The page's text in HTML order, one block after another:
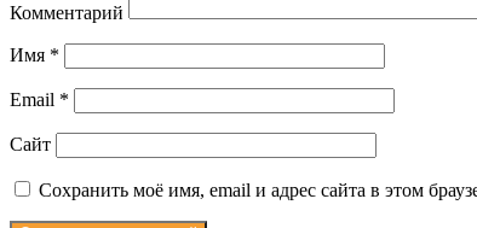
Комментарий
Имя *
Email *
Сайт
Сохранить моё имя, email и адрес сайта в этом